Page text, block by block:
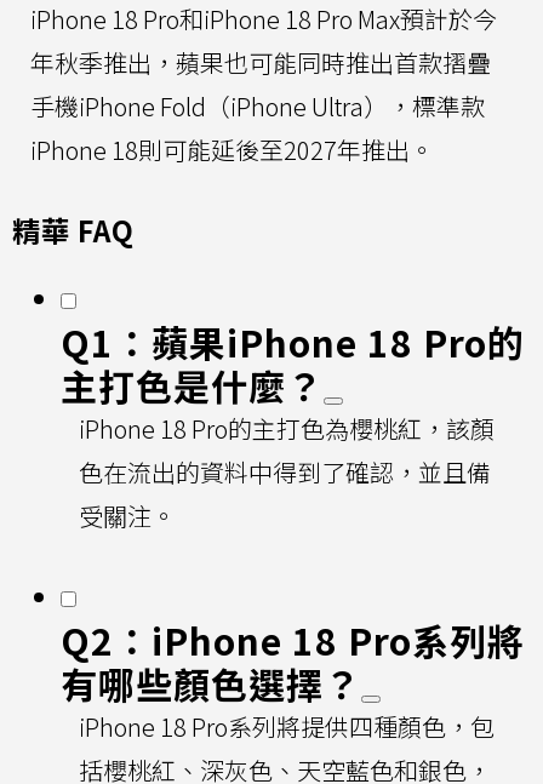
iPhone 18 Pro和iPhone 18 Pro Max預計於今
年秋季推出，蘋果也可能同時推出首款摺疊
手機iPhone Fold（iPhone Ultra），標準款
iPhone 18則可能延後至2027年推出。
精華 FAQ
Q1：蘋果iPhone 18 Pro的
主打色是什麼？
iPhone 18 Pro的主打色為櫻桃紅，該顏
色在流出的資料中得到了確認，並且備
受關注。
Q2：iPhone 18 Pro系列將
有哪些顏色選擇？
iPhone 18 Pro系列將提供四種顏色，包
括櫻桃紅、深灰色、天空藍色和銀色，